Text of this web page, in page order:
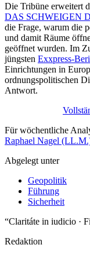
Die Tribüne erweitert
DAS SCHWEIGEN
die Frage, warum die
und damit Räume
geöffnet wurden. Im
jüngsten Exxpress-
Einrichtungen in
ordnungspolitischen
Antwort.
Für wöchentliche
Raphael Nagel
Abgelegt unter
Geopolitik
Führung
Sicherheit
“Claritáte in iudicio ·
Redaktion